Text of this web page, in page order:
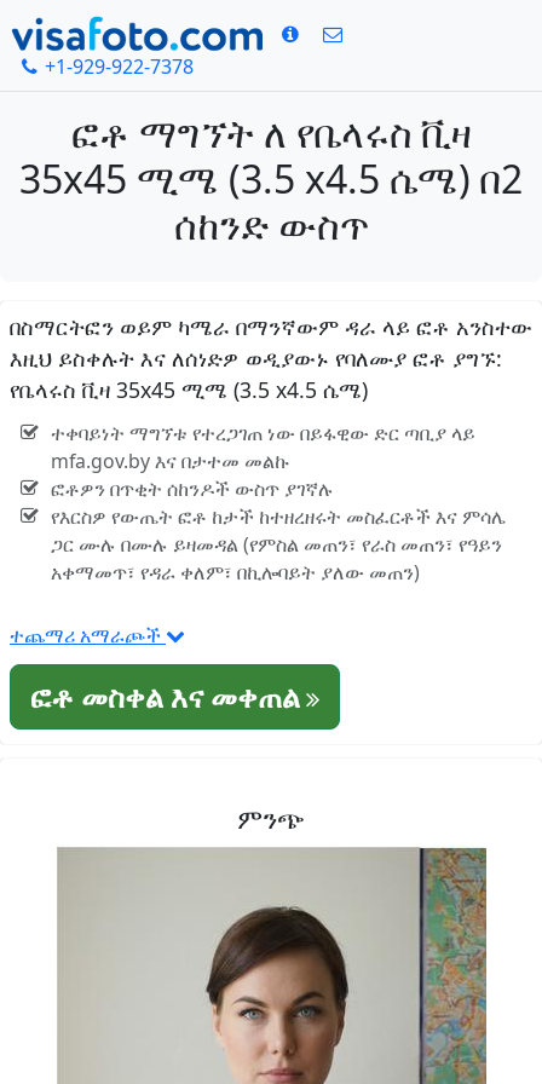
+1-929-922-7378
ፎቶ ማግኘት ለ የቤላሩስ ቪዛ
35x45 ሚሜ (3.5 x4.5 ሴሜ) በ2
ሰከንድ ውስጥ
በስማርትፎን ወይም ካሜራ በማንኛውም ዳራ ላይ ፎቶ አንስተው
እዚህ ይስቀሉት እና ለሰነድዎ ወዲያውኑ የባለሙያ ፎቶ ያግኙ:
የቤላሩስ ቪዛ 35x45 ሚሜ (3.5 x4.5 ሴሜ)
ተቀባይነት ማግኘቱ የተረጋገጠ ነው በይፋዊው ድር ጣቢያ ላይ
mfa.gov.by እና በታተመ መልኩ
ፎቶዎን በጥቂት ሰከንዶች ውስጥ ያገኛሉ
የእርስዎ የውጤት ፎቶ ከታች ከተዘረዘሩት መስፈርቶች እና ምሳሌ
ጋር ሙሉ በሙሉ ይዛመዳል (የምስል መጠን፣ የራስ መጠን፣ የዓይን
አቀማመጥ፣ የዳራ ቀለም፣ በኪሎባይት ያለው መጠን)
ተጨማሪ አማራጮች
ፎቶ መስቀል እና መቀጠል
ምንጭ